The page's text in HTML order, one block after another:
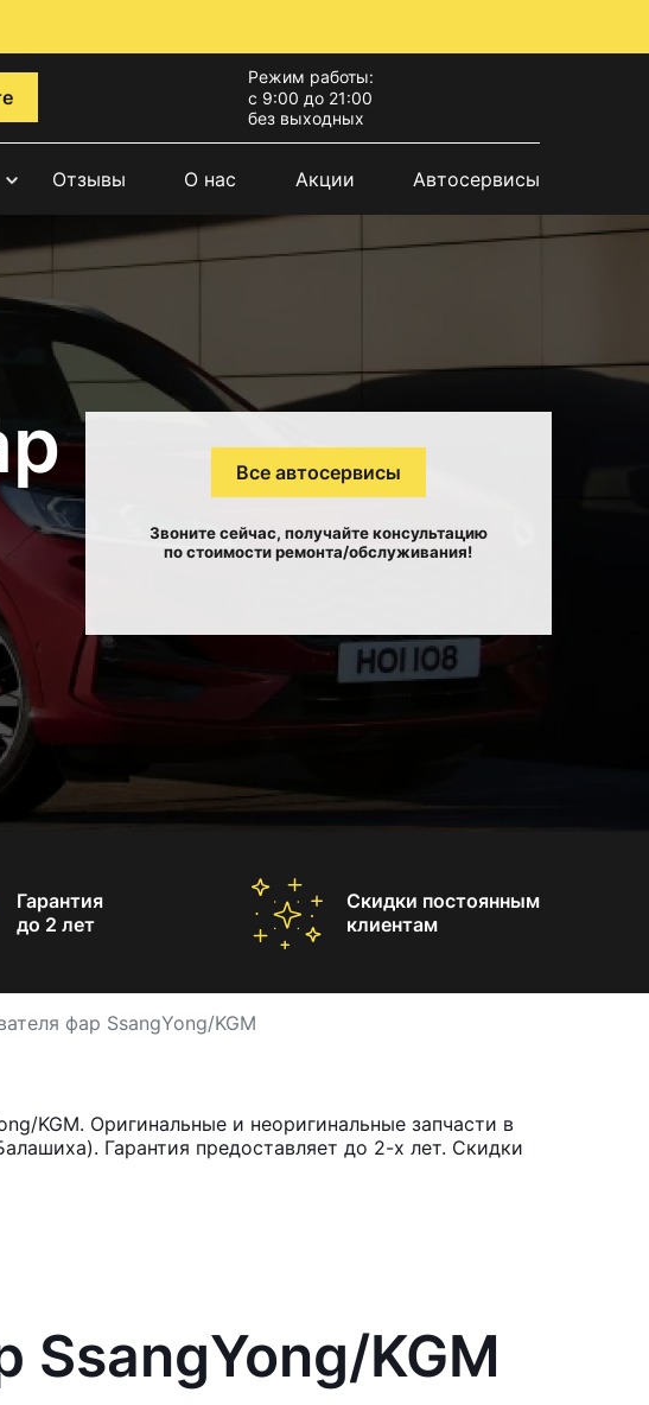
Режим работы:
с 9:00 до 21:00
без выходных
Отзывы О нас Акции Автосервисы
Все автосервисы
Звоните сейчас, получайте консультацию
по стоимости ремонта/обслуживания!
Гарантия
до 2 лет
Скидки постоянным
клиентам
фар SsangYong/KGM
KGM. Оригинальные и неоригинальные запчасти в
Гарантия предоставляет до 2-х лет. Скидки
KGM